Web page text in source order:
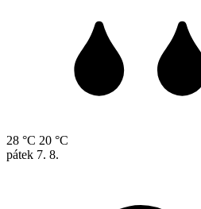
28 °C 20 °C
pátek 7. 8.